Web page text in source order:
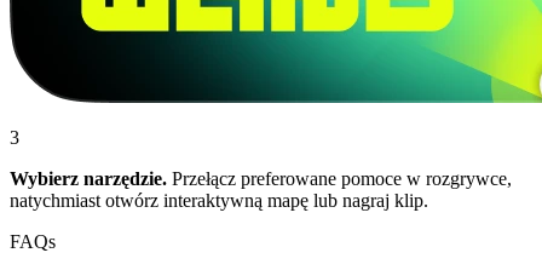
3
Wybierz narzędzie. Przełącz preferowane pomoce w rozgrywce,
natychmiast otwórz interaktywną mapę lub nagraj klip.
FAQs